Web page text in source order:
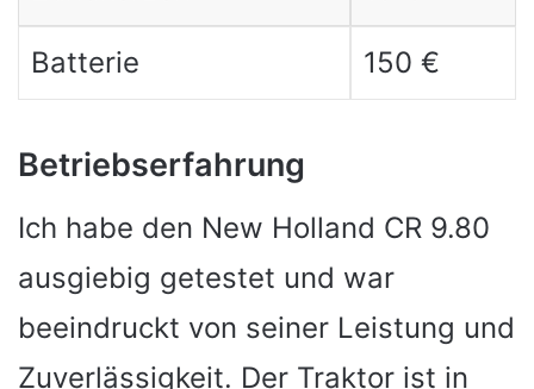
Batterie 150 €
Betriebserfahrung
Ich habe den New Holland CR 9.80
ausgiebig getestet und war
beeindruckt von seiner Leistung und
Zuverlässigkeit. Der Traktor ist in